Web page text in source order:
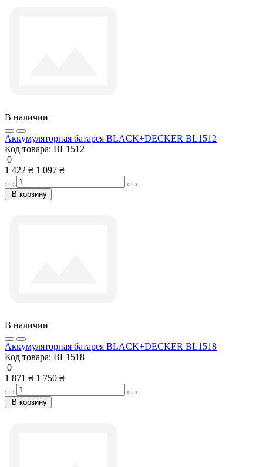
В наличии
Аккумуляторная батарея BLACK+DECKER BL1512
Код товара: BL1512
0
1 422 ₴ 1 097 ₴
В корзину
В наличии
Аккумуляторная батарея BLACK+DECKER BL1518
Код товара: BL1518
0
1 871 ₴ 1 750 ₴
В корзину